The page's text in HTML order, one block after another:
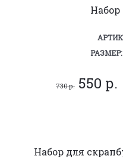
РАЗМЕР:
730 р. 550 р.
Набор для